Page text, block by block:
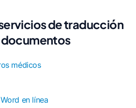
de traducción
médicos
en línea